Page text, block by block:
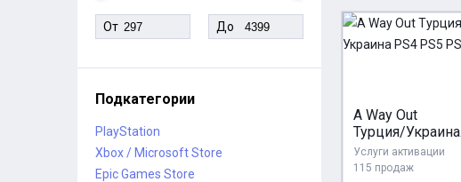
От До
Подкатегории
PlayStation
Xbox / Microsoft Store
Epic Games Store
A Way Out
Турция/Украина
PS4 PS5 PS
Услуги активации
115 продаж